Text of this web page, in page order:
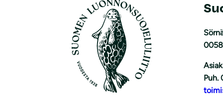
Puh.